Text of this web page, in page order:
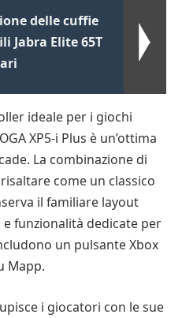
delle cuffie
Jabra Elite 65T
ideale per i giochi
XP5-i Plus è un’ottima
La combinazione di
come un classico
il familiare layout
funzionalità dedicate per
un pulsante Xbox
Mapp.
i giocatori con le sue